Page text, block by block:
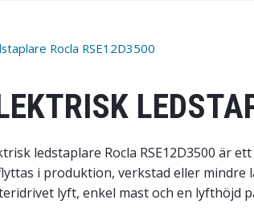
Rocla RSE12D3500
ledstaplare Rocla RSE12D3500 är
i produktion, verkstad eller
lyft, enkel mast och en lyfthöjd